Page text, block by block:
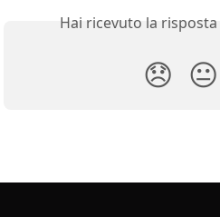
Hai ricevuto la
😞 😐